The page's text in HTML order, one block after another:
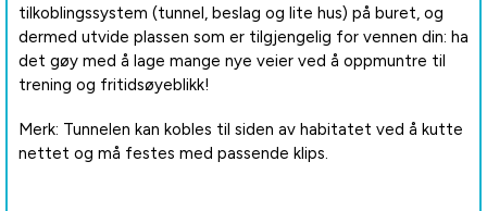
tilkoblingssystem (tunnel, beslag og lite hus) på buret, og
dermed utvide plassen som er tilgjengelig for vennen din: ha
det gøy med å lage mange nye veier ved å oppmuntre til
trening og fritidsøyeblikk!
Merk: Tunnelen kan kobles til siden av habitatet ved å kutte
nettet og må festes med passende klips.